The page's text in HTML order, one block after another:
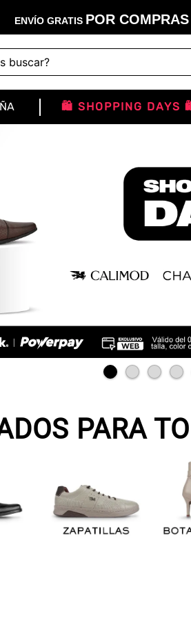
ENVÍO GRATIS POR
🛍️ SHOPPING DAYS
PARA